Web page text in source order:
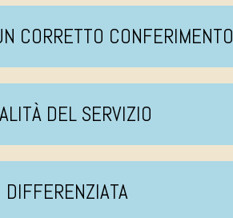
CORRETTO CONFERIMENTO
DEL SERVIZIO